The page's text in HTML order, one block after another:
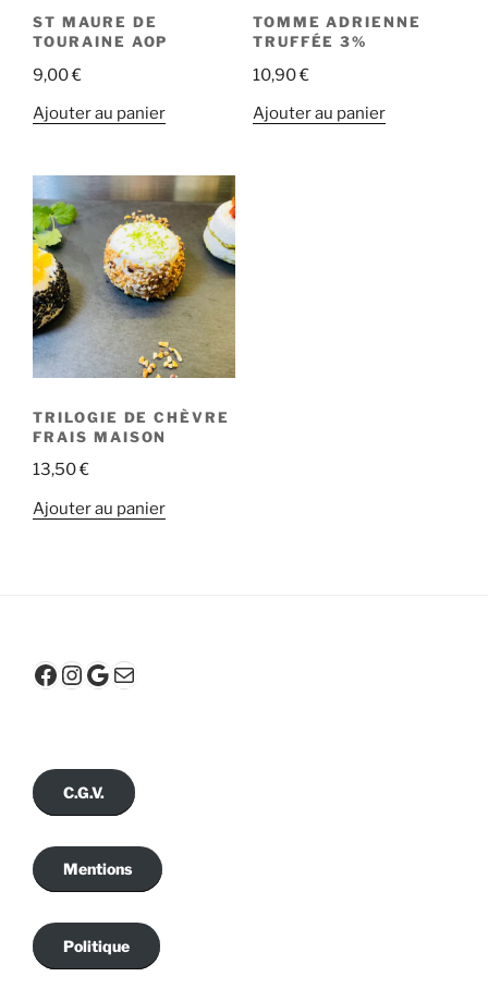
ST MAURE DE
TOURAINE AOP
9,00€
Ajouter au panier
TOMME ADRIENNE
TRUFFÉE 3%
10,90€
Ajouter au panier
TRILOGIE DE CHÈVRE
FRAIS MAISON
13,50€
Ajouter au panier
Facebook
Instagram
Google
E-mail
C.G.V.
Mentions
Politique